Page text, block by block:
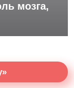
мозга,